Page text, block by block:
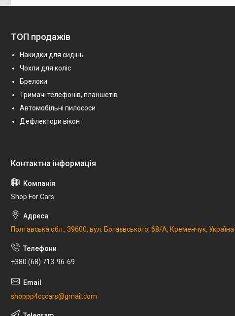
ТОП продажів
Накидки для сидінь
Чохли для коліс
Брелоки
Тримачі телефонів, планшетів
Автомобільні пилососи
Дефлектори вікон
Shop For Cars
Полтавська обл., 39600, вул. Богаєвського, 68/А, Кременчук, Україна
+380 (68) 713-96-69
shoppp4cccars@gmail.com